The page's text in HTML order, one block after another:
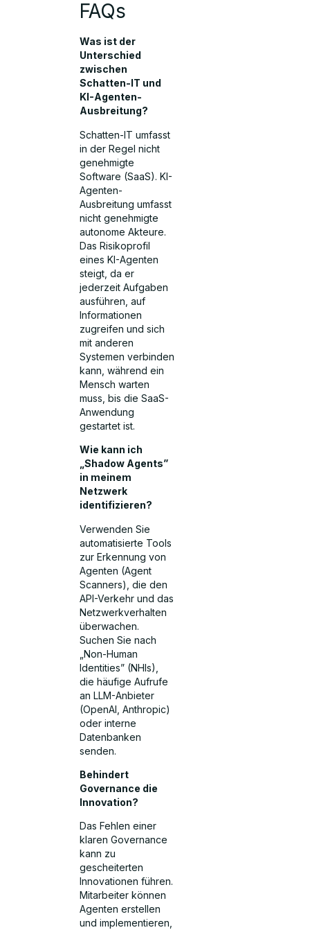
FAQs
Was ist der
Unterschied
zwischen
Schatten-IT und
KI-Agenten-
Ausbreitung?
Schatten-IT umfasst
in der Regel nicht
genehmigte
Software (SaaS). KI-
Agenten-
Ausbreitung umfasst
nicht genehmigte
autonome Akteure.
Das Risikoprofil
eines KI-Agenten
steigt, da er
jederzeit Aufgaben
ausführen, auf
Informationen
zugreifen und sich
mit anderen
Systemen verbinden
kann, während ein
Mensch warten
muss, bis die SaaS-
Anwendung
gestartet ist.
Wie kann ich
„Shadow Agents”
in meinem
Netzwerk
identifizieren?
Verwenden Sie
automatisierte Tools
zur Erkennung von
Agenten (Agent
Scanners), die den
API-Verkehr und das
Netzwerkverhalten
überwachen.
Suchen Sie nach
„Non-Human
Identities” (NHIs),
die häufige Aufrufe
an LLM-Anbieter
(OpenAI, Anthropic)
oder interne
Datenbanken
senden.
Behindert
Governance die
Innovation?
Das Fehlen einer
klaren Governance
kann zu
gescheiterten
Innovationen führen.
Mitarbeiter können
Agenten erstellen
und implementieren,